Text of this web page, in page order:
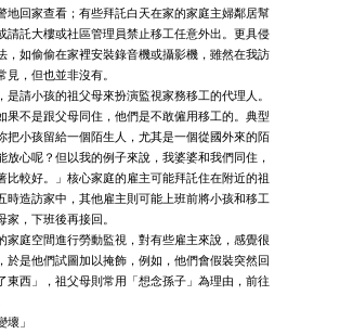
地回家查看；有些拜託白天在家的家庭主婦鄰居幫
請託大樓或社區管理員禁止移工任意外出。更具侵
，如偷偷在家裡安裝錄音機或攝影機，雖然在我訪
見，但也並非沒有。
是請小孩的祖父母來扮演監視家務移工的代理人。
果不是跟父母同住，他們是不敢僱用移工的。典型
把小孩留給一個陌生人，尤其是一個從國外來的陌
放心呢？但以我的例子來說，我婆婆和我們同住，
比較好。」核心家庭的雇主可能拜託住在附近的祖
時造訪家中，其他雇主則可能上班前將小孩和移工
家，下班後再接回。
家庭空間進行勞動監視，對有些雇主來說，感覺很
於是他們試圖加以掩飾，例如，他們會假裝突然回
東西」，祖父母則常用「想念孫子」為理由，前往
壞」